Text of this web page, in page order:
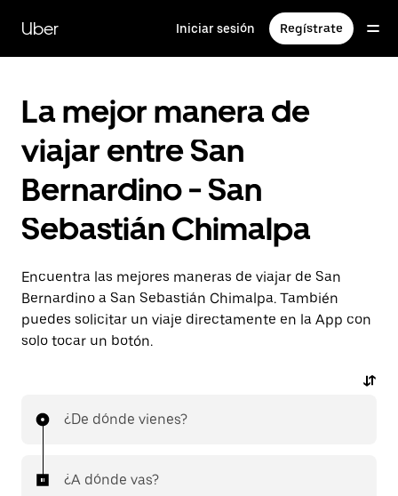
contenido
principal
Uber Iniciar sesión Regístrate
La mejor manera de
viajar entre San
Bernardino - San
Sebastián Chimalpa
Encuentra las mejores maneras de viajar de San
Bernardino a San Sebastián Chimalpa. También
puedes solicitar un viaje directamente en la App con
solo tocar un botón.
¿De dónde vienes?
¿A dónde vas?